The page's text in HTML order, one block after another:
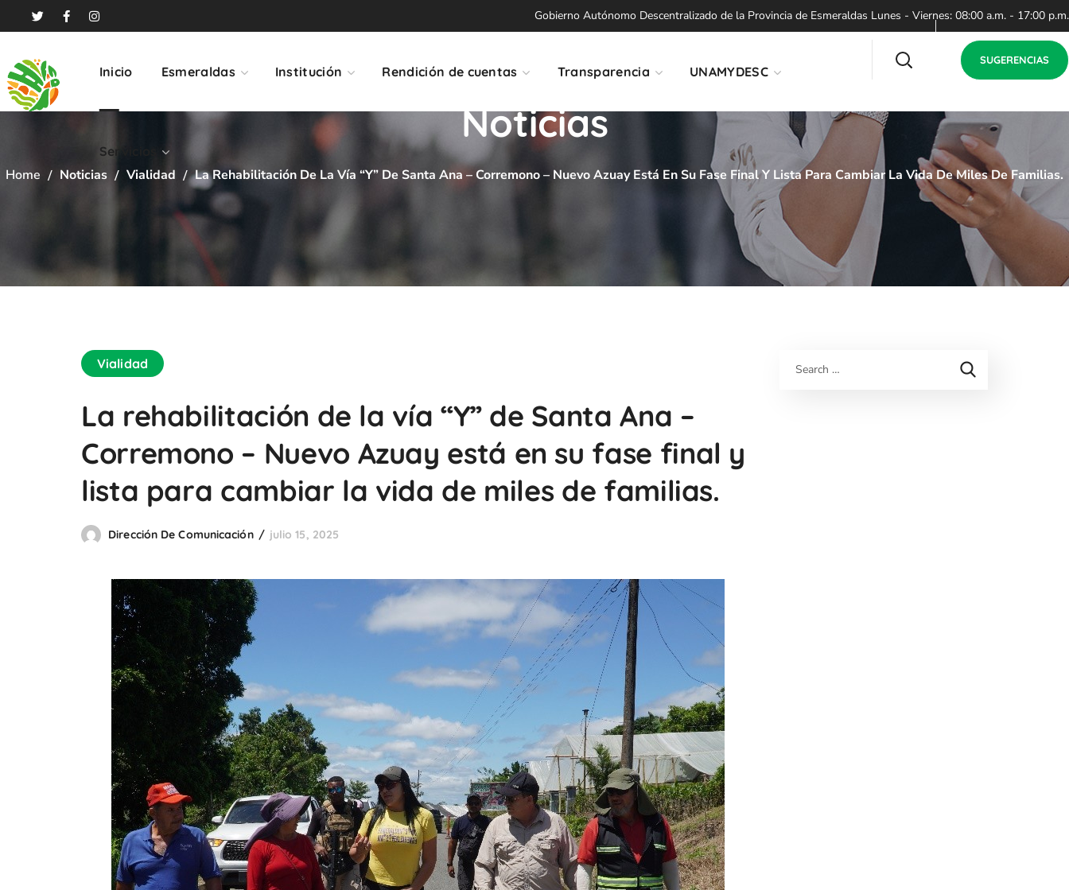
Gobierno Autónomo Descentralizado de la Provincia de Esmeraldas Lunes - Viernes: 08:00 a.m. - 17:00 p.m.
Inicio Esmeraldas Institución Rendición de cuentas Transparencia UNAMYDESC
Servicios
SUGERENCIAS
Noticias
Home Noticias Vialidad La Rehabilitación De La Vía “Y” De Santa Ana – Corremono – Nuevo Azuay Está En Su Fase Final Y Lista Para Cambiar La Vida De Miles De Familias.
Vialidad
La rehabilitación de la vía “Y” de Santa Ana –
Corremono – Nuevo Azuay está en su fase final y
lista para cambiar la vida de miles de familias.
Dirección De Comunicación julio 15, 2025